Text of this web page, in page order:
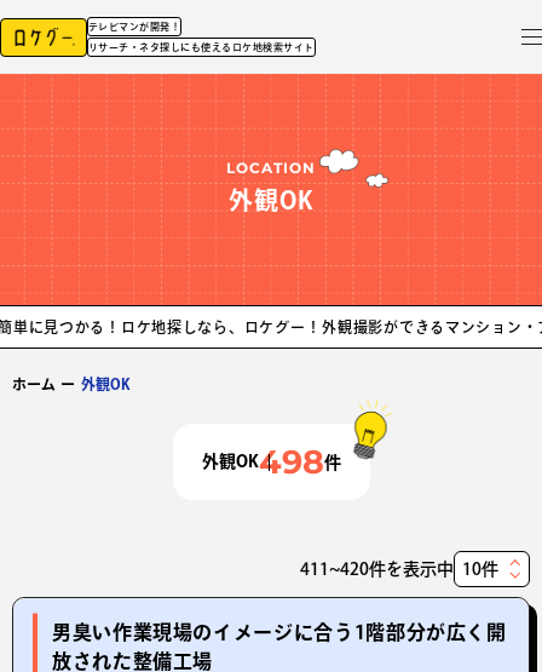
テレビマンが開発！
リサーチ・ネタ探しにも使えるロケ地検索サイト
LOCATION
外観OK
！ロケ地探しなら、ロケグー！ 外観撮影ができるマンション・アパートな
ホーム ー 外観OK
外観OK498件
411~420件を表示中
表
件
男臭い作業現場のイメージに合う1階部分が広く開
放された整備工場